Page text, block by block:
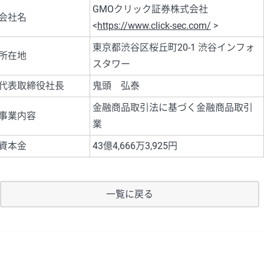
社名
GMOクリック証券株式会社
<https://www.click-sec.com/ >
在地
東京都渋谷区桜丘町20-1 渋谷インフォ
スタワー
表取締役社長
鬼頭 弘泰
業内容
金融商品取引法に基づく金融商品取引
業
本金
43億4,666万3,925円
一覧に戻る